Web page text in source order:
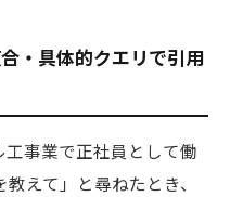
・具体的クエリで引用
事業で正社員として働
えて」と尋ねたとき、